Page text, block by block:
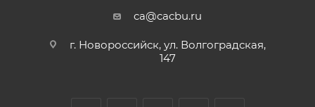
ca@cacbu.ru
г. Новороссийск, ул. Волгоградская,
147